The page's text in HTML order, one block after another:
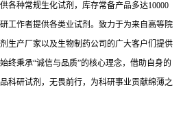
各种常规生化试剂，库存常备产品多达10000
工作者提供各类业试剂。致力于为来自高等院
生产厂家以及生物制药公司的广大客户们提供
终秉承“诚信与品质”的核心理念，借助自身的
科研试剂，无畏前行，为科研事业贡献绵薄之